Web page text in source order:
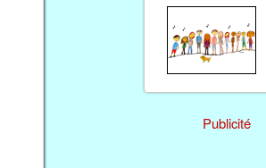
Publicité